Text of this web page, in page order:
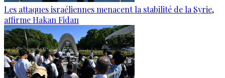
Les attaques israéliennes menacent la stabilité de la Syrie,
affirme Hakan Fidan